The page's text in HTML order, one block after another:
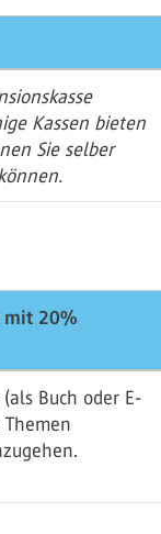
Kassen bieten
Sie selber
mit 20%
Buch oder E-